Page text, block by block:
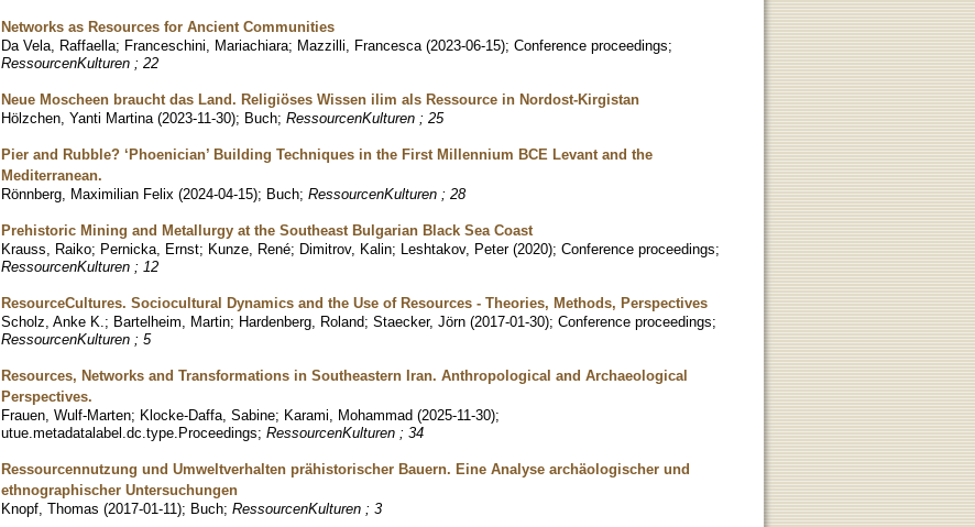
Networks as Resources for Ancient Communities
Da Vela, Raffaella; Franceschini, Mariachiara; Mazzilli, Francesca (2023-06-15); Conference proceedings;
RessourcenKulturen ; 22
Neue Moscheen braucht das Land. Religiöses Wissen ilim als Ressource in Nordost-Kirgistan
Hölzchen, Yanti Martina (2023-11-30); Buch; RessourcenKulturen ; 25
Pier and Rubble? ‘Phoenician’ Building Techniques in the First Millennium BCE Levant and the
Mediterranean.
Rönnberg, Maximilian Felix (2024-04-15); Buch; RessourcenKulturen ; 28
Prehistoric Mining and Metallurgy at the Southeast Bulgarian Black Sea Coast
Krauss, Raiko; Pernicka, Ernst; Kunze, René; Dimitrov, Kalin; Leshtakov, Peter (2020); Conference proceedings;
RessourcenKulturen ; 12
ResourceCultures. Sociocultural Dynamics and the Use of Resources - Theories, Methods, Perspectives
Scholz, Anke K. ; Bartelheim, Martin; Hardenberg, Roland; Staecker, Jörn (2017-01-30); Conference proceedings;
RessourcenKulturen ; 5
Resources, Networks and Transformations in Southeastern Iran. Anthropological and Archaeological
Perspectives.
Frauen, Wulf-Marten; Klocke-Daffa, Sabine; Karami, Mohammad (2025-11-30);
utue.metadatalabel.dc.type.Proceedings; RessourcenKulturen ; 34
Ressourcennutzung und Umweltverhalten prähistorischer Bauern. Eine Analyse archäologischer und
ethnographischer Untersuchungen
Knopf, Thomas (2017-01-11); Buch; RessourcenKulturen ; 3